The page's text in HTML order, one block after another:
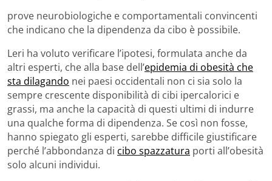
prove neurobiologiche e comportamentali convincenti
che indicano che la dipendenza da cibo è possibile.
Leri ha voluto verificare l’ipotesi, formulata anche da
altri esperti, che alla base dell’epidemia di obesità che
sta dilagando nei paesi occidentali non ci sia solo la
sempre crescente disponibilità di cibi ipercalorici e
grassi, ma anche la capacità di questi ultimi di indurre
una qualche forma di dipendenza. Se così non fosse,
hanno spiegato gli esperti, sarebbe difficile giustificare
perché l’abbondanza di cibo spazzatura porti all’obesità
solo alcuni individui.